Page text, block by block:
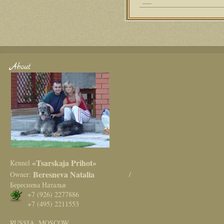
About
Kennel «Tsarskaja Prihot»
Owner: Beresneva Natalia /
Береснева Наталья
+7 (926) 2277886
+7 (495) 2211553